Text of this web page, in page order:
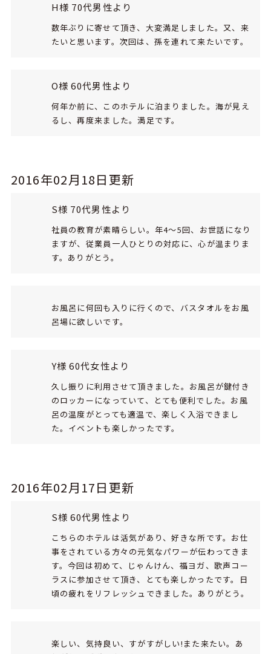
H様 70代男性より
数年ぶりに寄せて頂き、大変満足しました。又、来
たいと思います。次回は、孫を連れて来たいです。
O様 60代男性より
何年か前に、このホテルに泊まりました。海が見え
るし、再度来ました。満足です。
2016年02月18日更新
S様 70代男性より
社員の教育が素晴らしい。年4～5回、お世話になり
ますが、従業員一人ひとりの対応に、心が温まりま
す。ありがとう。
お風呂に何回も入りに行くので、バスタオルをお風
呂場に欲しいです。
Y様 60代女性より
久し振りに利用させて頂きました。お風呂が鍵付き
のロッカーになっていて、とても便利でした。お風
呂の温度がとっても適温で、楽しく入浴できまし
た。イベントも楽しかったです。
2016年02月17日更新
S様 60代男性より
こちらのホテルは活気があり、好きな所です。お仕
事をされている方々の元気なパワーが伝わってきま
す。今回は初めて、じゃんけん、福ヨガ、歌声コー
ラスに参加させて頂き、とても楽しかったです。日
頃の疲れをリフレッシュできました。ありがとう。
楽しい、気持良い、すがすがしい!また来たい。あ